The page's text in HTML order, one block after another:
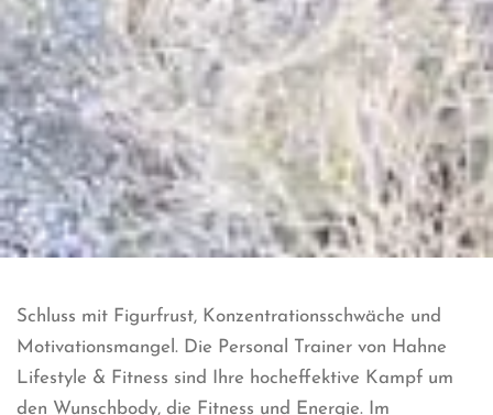
Schluss mit Figurfrust, Konzentrationsschwäche und
Motivationsmangel. Die Personal Trainer von Hahne
Lifestyle & Fitness sind Ihre hocheffektive Kampf um
den Wunschbody, die Fitness und Energie. Im